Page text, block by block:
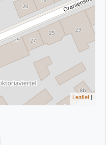
Leaflet |